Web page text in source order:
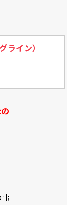
ライン）
事